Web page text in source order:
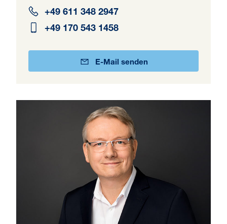
+49 611 348 2947
+49 170 543 1458
E-Mail senden